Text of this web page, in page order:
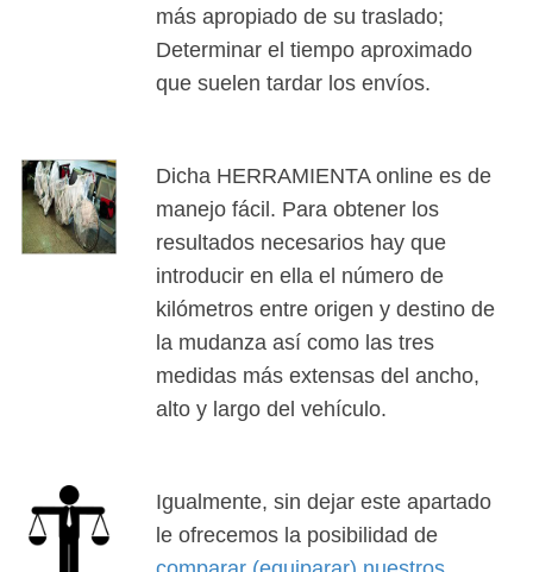
más apropiado de su traslado;
Determinar el tiempo aproximado
que suelen tardar los envíos.
Dicha HERRAMIENTA online es de
manejo fácil. Para obtener los
resultados necesarios hay que
introducir en ella el número de
kilómetros entre origen y destino de
la mudanza así como las tres
medidas más extensas del ancho,
alto y largo del vehículo.
Igualmente, sin dejar este apartado
le ofrecemos la posibilidad de